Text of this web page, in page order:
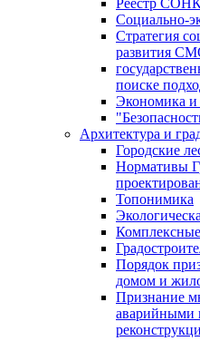
Реестр
Социально-
Стратегия
развития
поиске
Экономика и
Архитектура и
Городские
Нормативы
Топонимика
Порядок
домом и
Признание
аварийными